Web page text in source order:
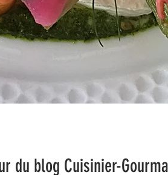
Cuisinier-